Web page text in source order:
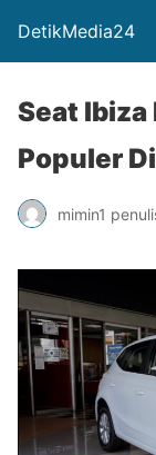
DetikMedia24
Seat
Populer
mimin1